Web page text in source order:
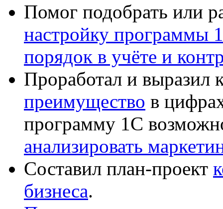
Помог подобрать или
настройку программы
порядок в учёте и
Проработал и выразил
преимущество в
программу 1С
анализировать
Составил план-проект
бизнеса.